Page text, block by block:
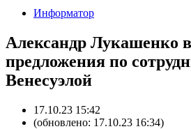
Информатор
Александр Лукашенко
предложения по
Венесуэлой
17.10.23 15:42
(обновлено: 17.10.23 16:34)